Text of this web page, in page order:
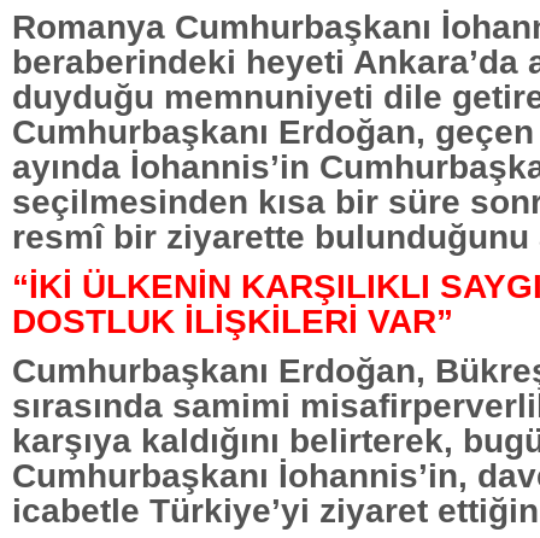
Romanya Cumhurbaşkanı
beraberindeki heyeti Ankara’da
duyduğu memnuniyeti dile
Cumhurbaşkanı Erdoğan, geçen
ayında İohannis’in
seçilmesinden kısa bir süre
resmî bir ziyarette bulunduğunu
“İKİ ÜLKENİN KARŞILIKLI
DOSTLUK İLİŞKİLERİ VAR”
Cumhurbaşkanı Erdoğan,
sırasında samimi
karşıya kaldığını belirterek,
Cumhurbaşkanı İohannis’in,
icabetle Türkiye’yi ziyaret